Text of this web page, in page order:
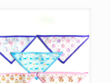
podem
ser
escolhidas
na